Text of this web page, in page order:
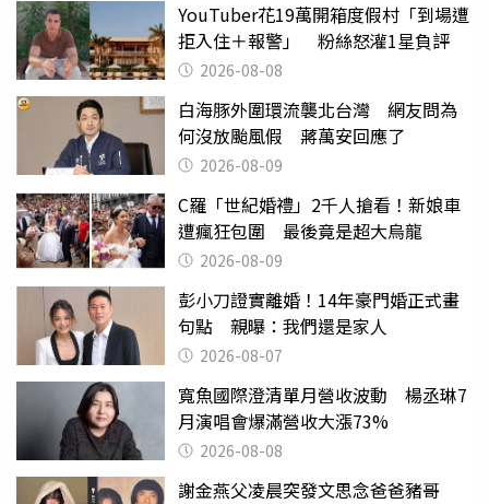
YouTuber花19萬開箱度假村「到場遭
拒入住＋報警」 粉絲怒灌1星負評
2026-08-08
白海豚外圍環流襲北台灣 網友問為
何沒放颱風假 蔣萬安回應了
2026-08-09
C羅「世紀婚禮」2千人搶看！新娘車
遭瘋狂包圍 最後竟是超大烏龍
2026-08-09
彭小刀證實離婚！14年豪門婚正式畫
句點 親曝：我們還是家人
2026-08-07
寬魚國際澄清單月營收波動 楊丞琳7
月演唱會爆滿營收大漲73%
2026-08-08
謝金燕父凌晨突發文思念爸爸豬哥